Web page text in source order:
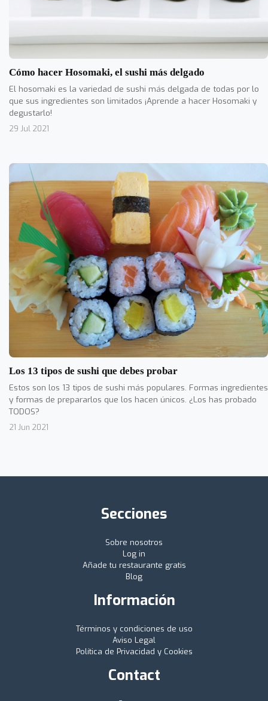
Cómo hacer Hosomaki, el sushi más delgado
El hosomaki es la variedad de sushi más delgada de todas por lo
que sus ingredientes son limitados ¡Aprende a hacer Hosomaki y
degustarlo!
29 Jul 2021
Los 13 tipos de sushi que debes probar
Estos son los 13 tipos de sushi más populares. Formas ingredientes
y formas de prepararlos que los hacen únicos. ¿Los has probado
TODOS?
21 Jun 2021
Secciones
Sobre nosotros
Log in
Añade tu restaurante gratis
Blog
Información
Términos y condiciones de uso
Aviso Legal
Política de Privacidad y Cookies
Contact